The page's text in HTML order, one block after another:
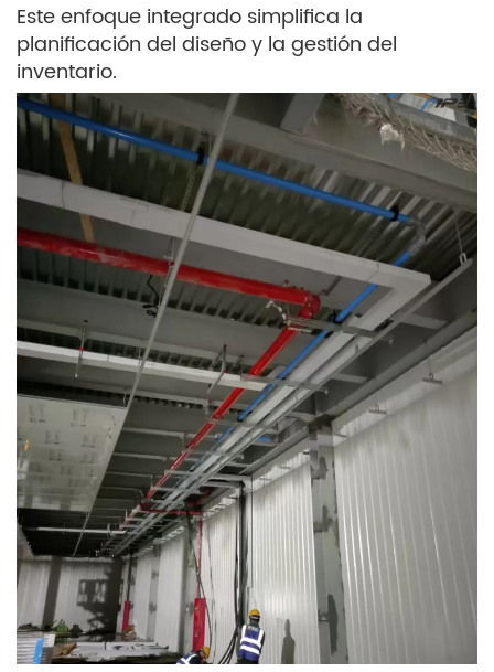
Este enfoque integrado simplifica la
planificación del diseño y la gestión del
inventario.